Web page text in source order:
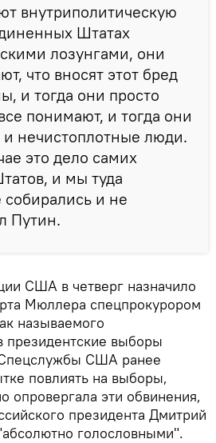
внутриполитическую
Штатах
лозунгами, они
что вносят этот бред
и тогда они просто
понимают, и тогда они
и нечистоплотные люди.
это дело самих
и мы туда
и не
Путин.
США в четверг назначило
Мюллера спецпрокурором
называемого
президентские выборы
США ранее
повлиять на выборы,
опровергала эти обвинения,
президента Дмитрий
голословными".